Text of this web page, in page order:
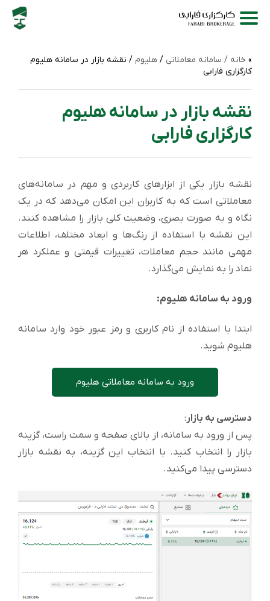
خانه / سامانه‌ معاملاتی / هلیوم / نقشه بازار در سامانه هلیوم
کارگزاری فارابی
نقشه بازار در سامانه هلیوم
کارگزاری فارابی
نقشه بازار یکی از ابزارهای کاربردی و مهم در سامانه‌های
معاملاتی است که به کاربران این امکان می‌دهد که در یک
نگاه و به صورت بصری، وضعیت کلی بازار را مشاهده کنند.
این نقشه با استفاده از رنگ‌ها و ابعاد مختلف، اطلاعات
مهمی مانند حجم معاملات، تغییرات قیمتی و عملکرد هر
نماد را به نمایش می‌گذارد.
ورود به سامانه هلیوم:
ابتدا با استفاده از نام کاربری و رمز عبور خود وارد سامانه
هلیوم شوید.
ورود به سامانه معاملاتی هلیوم
دسترسی به بازار:
پس از ورود به سامانه، از بالای صفحه و سمت راست، گزینه
بازار را انتخاب کنید. با انتخاب این گزینه، به نقشه بازار
دسترسی پیدا می‌کنید.